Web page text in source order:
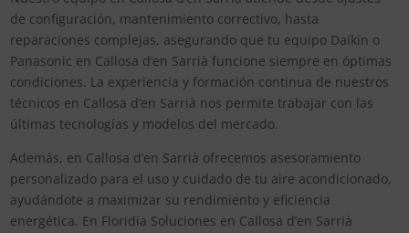
de configuración, mantenimiento correctivo, hasta
reparaciones complejas, asegurando que tu equipo Daikin o
Panasonic en Callosa d’en Sarrià funcione siempre en óptimas
condiciones. La experiencia y formación continua de nuestros
técnicos en Callosa d’en Sarrià nos permite trabajar con las
últimas tecnologías y modelos del mercado.
Además, en Callosa d’en Sarrià ofrecemos asesoramiento
personalizado para el uso y cuidado de tu aire acondicionado,
ayudándote a maximizar su rendimiento y eficiencia
energética. En Floridia Soluciones en Callosa d’en Sarrià